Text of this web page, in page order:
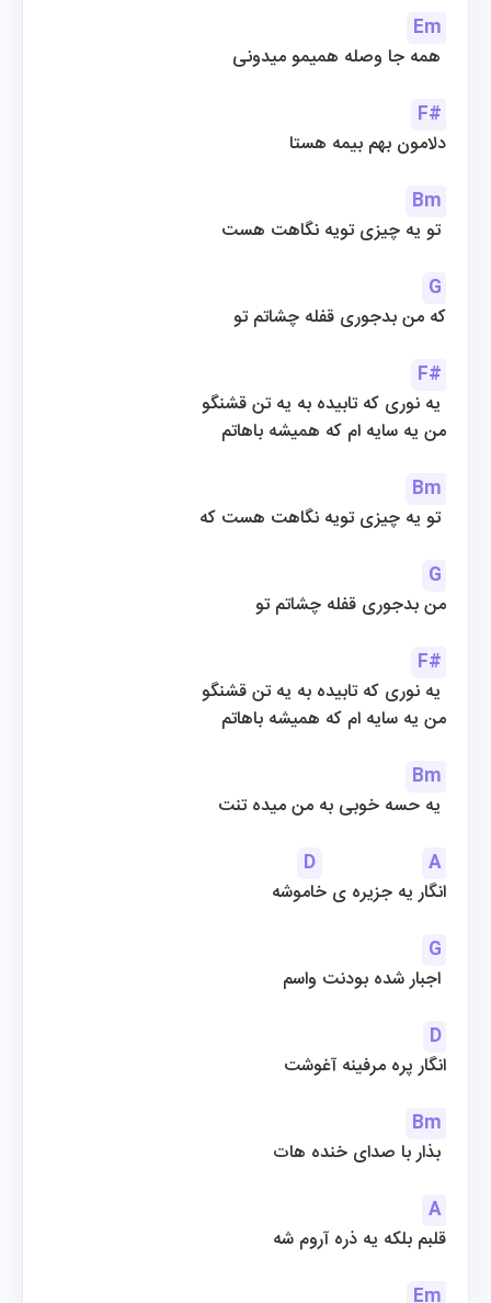
Em
F#
دلامون بهم بیمه هستا
Bm
تو یه چیزی تویه نگاهت هست
G
که من بدجوری قفله چشاتم تو
F#
من یه سایه ام که همیشه باهاتم
Bm
تو یه چیزی تویه نگاهت هست که
G
من بدجوری قفله چشاتم تو
F#
من یه سایه ام که همیشه باهاتم
Bm
D
A
انگار یه جزیره ی خاموشه
G
D
انگار پره مرفینه آغوشت
Bm
A
قلبم بلکه یه ذره آروم شه
Em